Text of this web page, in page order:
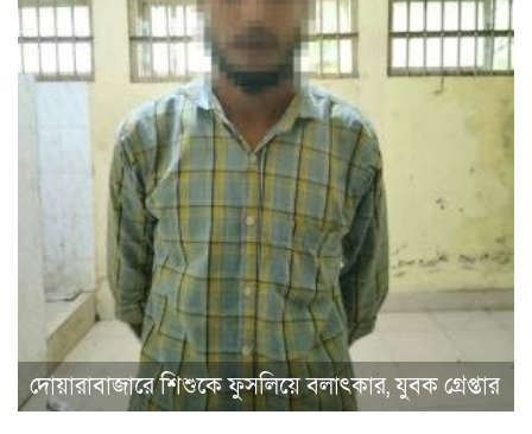
দোয়ারাবাজারে শিশুকে ফুসলিয়ে বলাৎকার, যুবক গ্রেপ্তার